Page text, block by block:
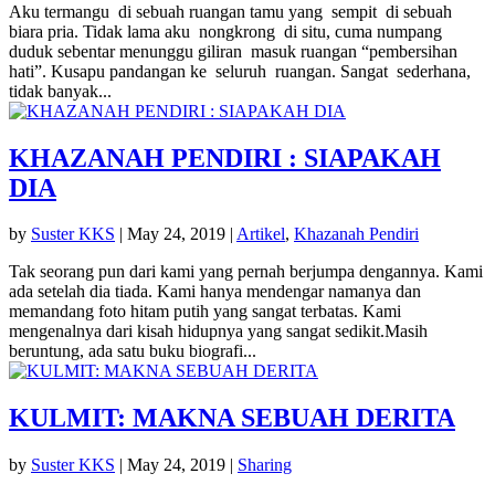
Aku termangu di sebuah ruangan tamu yang sempit di sebuah
biara pria. Tidak lama aku nongkrong di situ, cuma numpang
duduk sebentar menunggu giliran masuk ruangan “pembersihan
hati”. Kusapu pandangan ke seluruh ruangan. Sangat sederhana,
tidak banyak...
KHAZANAH PENDIRI : SIAPAKAH
DIA
by Suster KKS | May 24, 2019 | Artikel, Khazanah Pendiri
Tak seorang pun dari kami yang pernah berjumpa dengannya. Kami
ada setelah dia tiada. Kami hanya mendengar namanya dan
memandang foto hitam putih yang sangat terbatas. Kami
mengenalnya dari kisah hidupnya yang sangat sedikit.Masih
beruntung, ada satu buku biografi...
KULMIT: MAKNA SEBUAH DERITA
by Suster KKS | May 24, 2019 | Sharing